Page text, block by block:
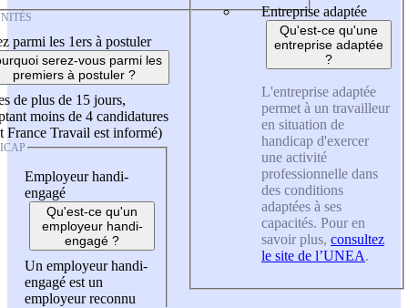
parmi les 1ers à postuler
serez-vous parmi les
premiers à postuler ?
de plus de 15 jours,
moins de 4 candidatures
France Travail est informé)
Employeur handi-
engagé
Qu'est-ce qu'un
employeur handi-
engagé ?
Un employeur handi-
engagé est un
employeur reconnu
Entreprise adaptée
Qu'est-ce qu'une
entreprise adaptée
?
L'entreprise adaptée
permet à un travailleur
en situation de
handicap d'exercer
une activité
professionnelle dans
des conditions
adaptées à ses
capacités. Pour en
savoir plus, consultez
le site de l’UNEA.